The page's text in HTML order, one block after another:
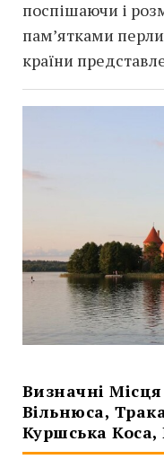
поспішаючи і
пам’ятками
країни
Визначні
Вільнюса,
Куршська